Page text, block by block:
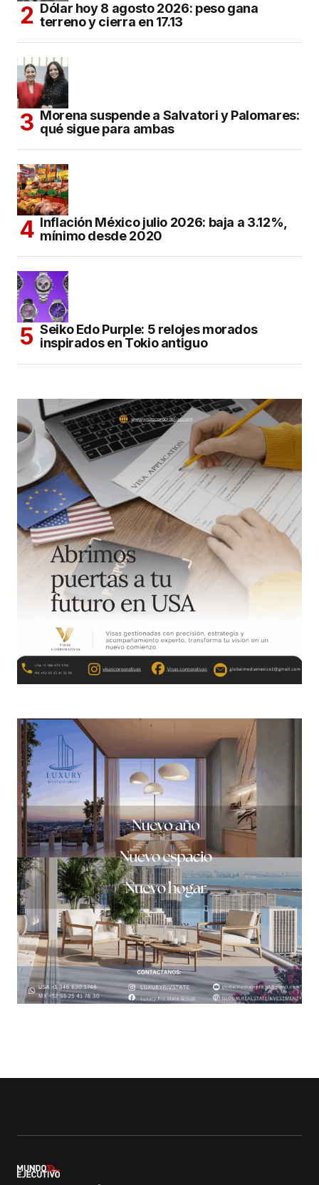
Dólar hoy 8 agosto 2026: peso gana
terreno y cierra en 17.13
Morena suspende a Salvatori y Palomares:
qué sigue para ambas
Inflación México julio 2026: baja a 3.12%,
mínimo desde 2020
Seiko Edo Purple: 5 relojes morados
inspirados en Tokio antiguo